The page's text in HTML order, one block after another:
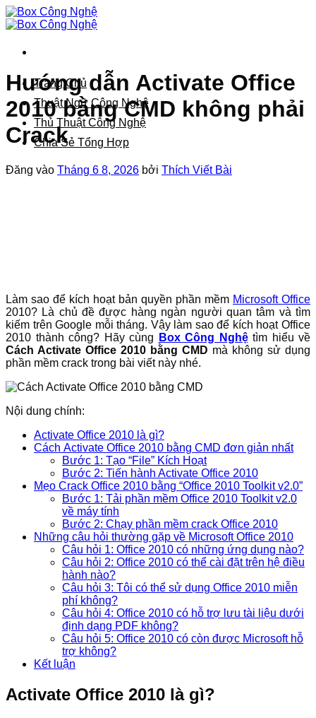
Bỏ
qua
dung
Trang Chủ
Thuật Ngữ Công Nghệ
Thủ Thuật Công Nghệ
Chia Sẻ Tổng Hợp
Hướng dẫn Activate Office
2010 bằng CMD không phải
Crack
Đăng vào Tháng 6 8, 2026 bởi Thích Viết Bài
Làm sao để kích hoạt bản quyền phần mềm Microsoft Office
2010? Là chủ đề được hàng ngàn người quan tâm và tìm
kiếm trên Google mỗi tháng. Vậy làm sao để kích hoạt Office
2010 thành công? Hãy cùng
Box Công Nghệtìm hiểu về
Cách Activate Office 2010 bằng CMD mà không sử dụng
phần mềm crack trong bài viết này nhé.
Nội dung chính:
Activate Office 2010 là gì?
Cách Activate Office 2010 bằng CMD đơn giản nhất
Bước 1: Tạo “File” Kích Hoạt
Bước 2: Tiến hành Activate Office 2010
Mẹo Crack Office 2010 bằng “Office 2010 Toolkit v2.0”
Bước 1: Tải phần mềm Office 2010 Toolkit v2.0
về máy tính
Bước 2: Chạy phần mềm crack Office 2010
Những câu hỏi thường gặp về Microsoft Office 2010
Câu hỏi 1: Office 2010 có những ứng dụng nào?
Câu hỏi 2: Office 2010 có thể cài đặt trên hệ điều
hành nào?
Câu hỏi 3: Tôi có thể sử dụng Office 2010 miễn
phí không?
Câu hỏi 4: Office 2010 có hỗ trợ lưu tài liệu dưới
định dạng PDF không?
Câu hỏi 5: Office 2010 có còn được Microsoft hỗ
trợ không?
Kết luận
Activate Office 2010 là gì?